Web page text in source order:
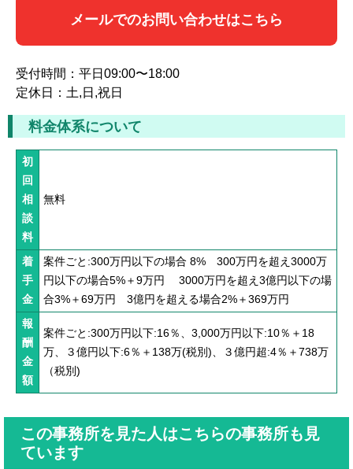
メールでのお問い合わせはこちら
受付時間：平日09:00〜18:00
定休日：土,日,祝日
料金体系について
初
回
相
談
料
無料
着
手
金
案件ごと:300万円以下の場合 8% 300万円を超え3000万
円以下の場合5%＋9万円 3000万円を超え3億円以下の場
合3%＋69万円 3億円を超える場合2%＋369万円
報
酬
金
額
案件ごと:300万円以下:16％、3,000万円以下:10％＋18
万、３億円以下:6％＋138万(税別)、３億円超:4％＋738万
（税別)
この事務所を見た人はこちらの事務所も見
ています